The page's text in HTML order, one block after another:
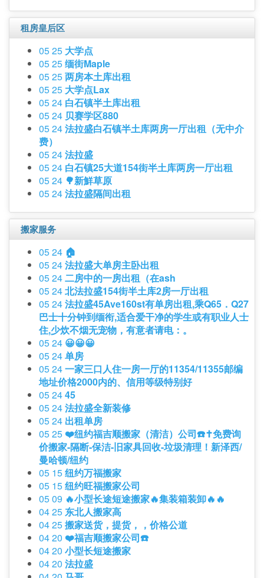
租房皇后区
05 25 大学点
05 25缅街Maple
05 25两房本土库出租
05 25 大学点Lax
05 24 白石镇半土库出租
05 24 贝赛学区880
05 24法拉盛白石镇半土库两房一厅出租（无中介
费）
05 24法拉盛
05 24 白石镇25大道154街半土库两房一厅出租
05 24 🌳新鮮草原
05 24法拉盛隔间出租
搬家服务
05 24 🏠
05 24法拉盛大单房主卧出租
05 24二房中的一房出租（在ash
05 24北法拉盛154街半土库2房一厅出租
05 24法拉盛45Ave160st有单房出租,乘Q65．Q27
巴士十分钟到缅衔,适合爱干净的学生或有职业人士
住,少炊不烟无宠物，有意者请电：。
05 24 😀😀😀
05 24单房
05 24一家三口人住一房一厅的11354/11355邮编
地址价格2000内的、信用等级特别好
05 2445
05 24法拉盛全新装修
05 24 出租单房
05 25 ❤️纽约福吉顺搬家（清洁）公司☎️✝️免费询
价搬家-隔断-保洁-旧家具回收-垃圾清理！新泽西/
曼哈顿/纽约
05 15纽约万福搬家
05 15纽约旺福搬家公司
05 09 🔥小型长途短途搬家🔥集装箱装卸🔥🔥
04 25东北人搬家高
04 25搬家送货，提货，，价格公道
04 20 ❤️福吉顺搬家公司☎️
04 20 小型长短途搬家
04 20 法拉盛